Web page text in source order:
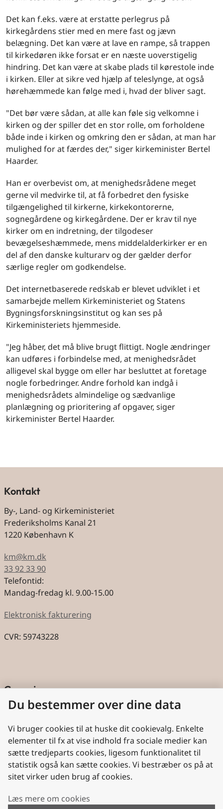
Det kan f.eks. være at erstatte perlegrus på
kirkegårdens stier med en mere fast og jævn
belægning. Det kan være at lave en rampe, så trappen
til kirkedøren ikke forsat er en næste uoverstigelig
hindring. Det kan være at skabe plads til kørestole inde
i kirken. Eller at sikre ved hjælp af teleslynge, at også
hørehæmmede kan følge med i, hvad der bliver sagt.
"Det bør være sådan, at alle kan føle sig velkomne i
kirken og der spiller det en stor rolle, om forholdene
både inde i kirken og omkring den er sådan, at man har
mulighed for at færdes der," siger kirkeminister Bertel
Haarder.
Han er overbevist om, at menighedsrådene meget
gerne vil medvirke til, at få forbedret den fysiske
tilgængelighed til kirkerne, kirkekontorerne,
sognegårdene og kirkegårdene. Der er krav til nye
kirker om en indretning, der tilgodeser
bevægelseshæmmede, mens middelalderkirker er en
del af den danske kulturarv og der gælder derfor
særlige regler om godkendelse.
Det internetbaserede redskab er blevet udviklet i et
samarbejde mellem Kirkeministeriet og Statens
Bygningsforskningsinstitut og kan ses på
Kirkeministeriets hjemmeside.
"Jeg håber, det må blive brugt flittigt. Nogle ændringer
kan udføres i forbindelse med, at menighedsrådet
alligevel skal bygge om eller har besluttet at foretage
nogle forbedringer. Andre forhold kan indgå i
menighedsrådets almindelige og sædvanlige
planlægning og prioritering af opgaver, siger
kirkeminister Bertel Haarder.
Kontakt
By-, Land- og Kirkeministeriet
Frederiksholms Kanal 21
1220 København K
km@km.dk
33 92 33 90
Telefontid:
Mandag-fredag kl. 9.00-15.00
Elektronisk fakturering
CVR: 59743228
Genveje
Cookies
Aktindsigt
Persondatabeskyttelse
Nyttige links
Plan- og Landdistriktsstyrelsen
Du bestemmer over dine data
Vi bruger cookies til at huske dit cookievalg. Enkelte
elementer til fx at vise indhold fra sociale medier kan
sætte tredjeparts cookies, ligesom funktionalitet til
statistik også kan sætte cookies. Vi bestræber os på at
sitet virker uden brug af cookies.
Læs mere om cookies